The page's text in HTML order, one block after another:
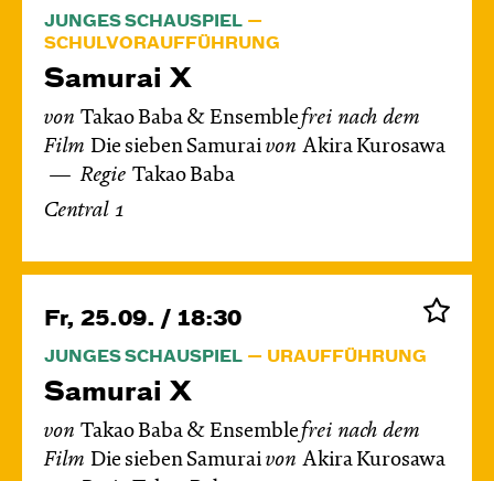
JUNGES SCHAUSPIEL
SCHULVORAUFFÜHRUNG
Samurai X
von Takao Baba & Ensemblefrei nach dem
Film Die sieben Samurai von Akira Kurosawa
Regie Takao Baba
Central 1
Fr, 25.09. / 18:30
JUNGES SCHAUSPIEL URAUFFÜHRUNG
Samurai X
von Takao Baba & Ensemblefrei nach dem
Film Die sieben Samurai von Akira Kurosawa